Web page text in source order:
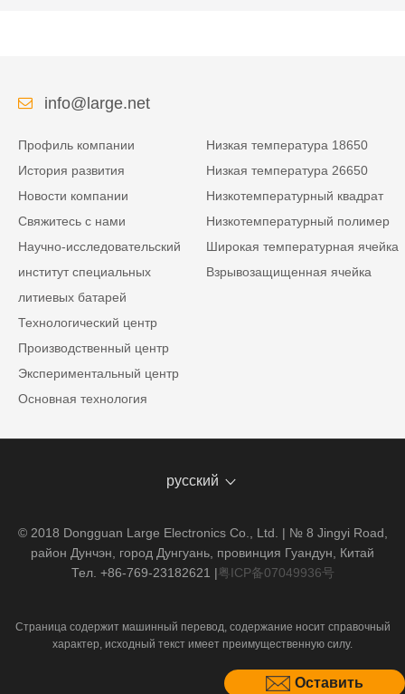
Оставить
info@large.net
Профиль компании
История развития
Новости компании
Свяжитесь с нами
Научно-исследовательский
институт специальных
литиевых батарей
Технологический центр
Производственный центр
Экспериментальный центр
Основная технология
Низкая температура 18650
Низкая температура 26650
Низкотемпературный квадрат
Низкотемпературный полимер
Широкая температурная ячейка
Взрывозащищенная ячейка
русский
© 2018 Dongguan Large Electronics Co., Ltd. | № 8 Jingyi Road,
район Дунчэн, город Дунгуань, провинция Гуандун, Китай
Тел. +86-769-23182621 |粤ICP备07049936号
Страница содержит машинный перевод, содержание носит справочный
характер, исходный текст имеет преимущественную силу.